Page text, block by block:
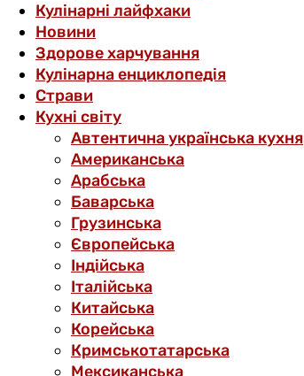
Кулінарні лайфхаки
Новини
Здорове харчування
Кулінарна енциклопедія
Страви
Кухні світу
Автентична українська кухня
Американська
Арабська
Баварська
Грузинська
Європейська
Індійська
Італійська
Китайська
Корейська
Кримськотатарська
Мексиканська